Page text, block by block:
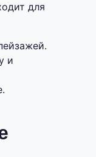
для
и